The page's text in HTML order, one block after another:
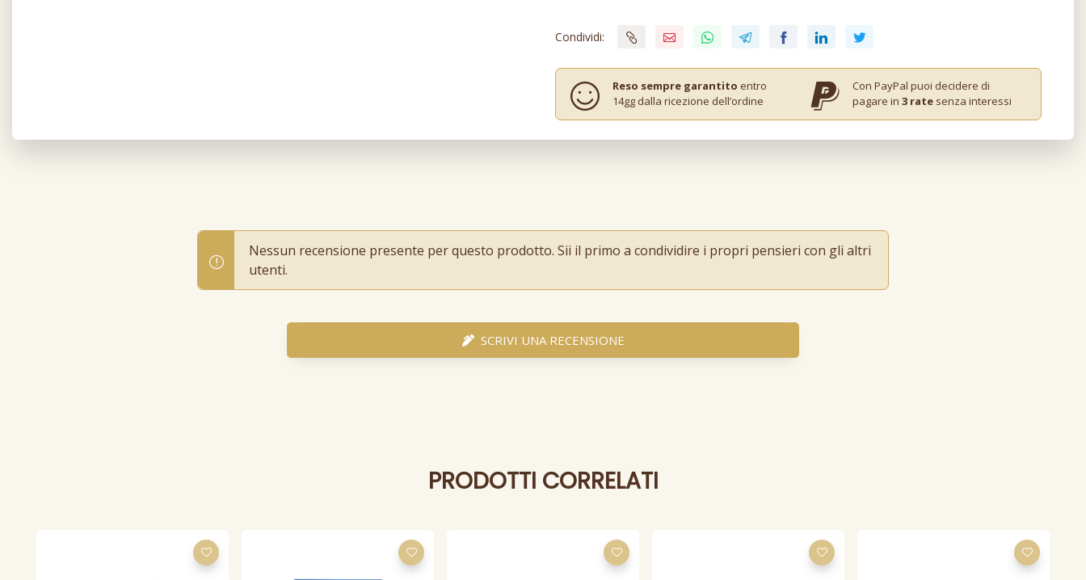
Condividi:
Reso sempre garantito entro
14gg dalla ricezione dell’ordine
Con PayPal puoi decidere di
pagare in 3 rate senza interessi
Nessun recensione presente per questo prodotto. Sii il primo a condividire i propri pensieri con gli altri
utenti.
SCRIVI UNA RECENSIONE
PRODOTTI CORRELATI